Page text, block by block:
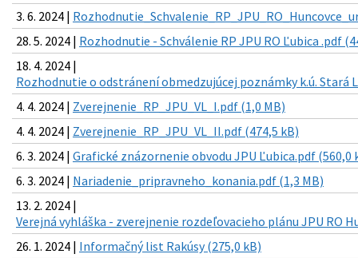
3. 6. 2024 |
28. 5. 2024 | Rozhodnutie - Schválenie RP JPU RO Ľubica .pdf
18. 4. 2024 |
Rozhodnutie o odstránení obmedzujúcej poznámky k.ú. Stará
4. 4. 2024 | Zverejnenie_RP_JPU_VL_I.pdf (1,0 MB)
4. 4. 2024 | Zverejnenie_RP_JPU_VL_II.pdf (474,5 kB)
6. 3. 2024 | Grafické znázornenie obvodu JPU Ľubica.pdf (560,0
6. 3. 2024 | Nariadenie_pripravneho_konania.pdf (1,3 MB)
13. 2. 2024 |
Verejná vyhláška - zverejnenie rozdeľovacieho plánu JPU RO
26. 1. 2024 | Informačný list Rakúsy (275,0 kB)